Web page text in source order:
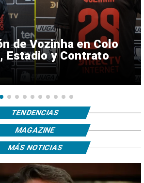
de Vozinha en Colo
Estadio y Contrato
TENDENCIAS
MAGAZINE
MÁS NOTICIAS